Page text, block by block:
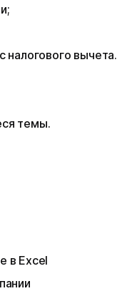
налогового вычета.
темы.
в Excel